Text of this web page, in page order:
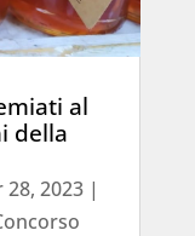
al
della
28, 2023|